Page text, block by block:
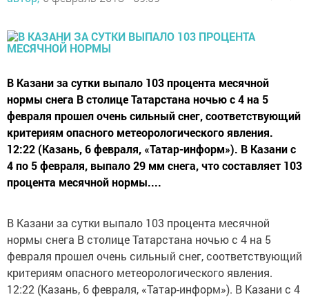
В Казани за сутки выпало 103 процента месячной
нормы снега В столице Татарстана ночью с 4 на 5
февраля прошел очень сильный снег, соответствующий
критериям опасного метеорологического явления.
12:22 (Казань, 6 февраля, «Татар-информ»). В Казани с
4 по 5 февраля, выпало 29 мм снега, что составляет 103
процента месячной нормы....
В Казани за сутки выпало 103 процента месячной
нормы снега В столице Татарстана ночью с 4 на 5
февраля прошел очень сильный снег, соответствующий
критериям опасного метеорологического явления.
12:22 (Казань, 6 февраля, «Татар-информ»). В Казани с 4